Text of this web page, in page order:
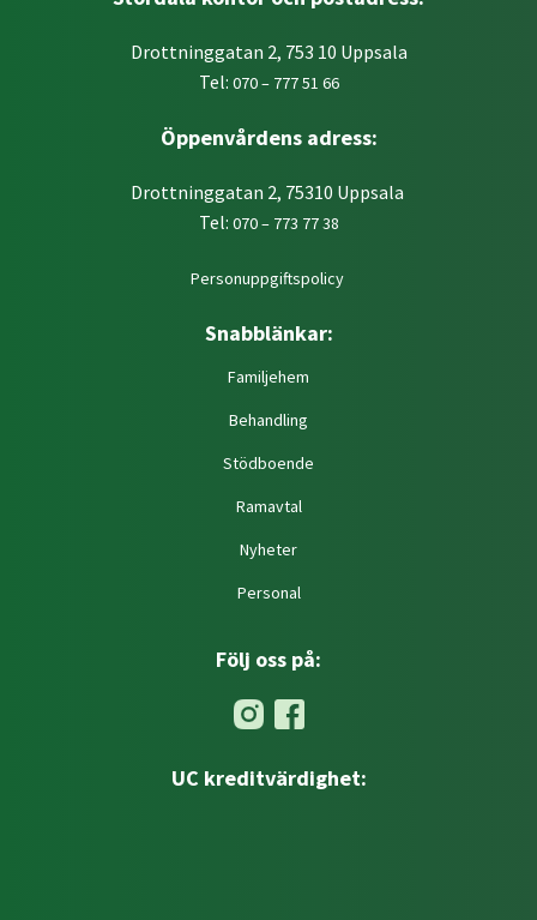
Drottninggatan 2, 753 10 Uppsala
Tel: 070 – 777 51 66
Öppenvårdens adress:
Drottninggatan 2, 75310 Uppsala
Tel: 070 – 773 77 38
Personuppgiftspolicy
Snabblänkar:
Familjehem
Behandling
Stödboende
Ramavtal
Nyheter
Personal
Följ oss på:
UC kreditvärdighet: